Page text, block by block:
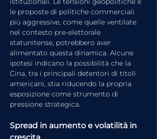
le proposte di politiche commerciali
più aggressive, come quelle ventilate
nel contesto pre-elettorale
statunitense, potrebbero aver
alimentato questa dinamica. Alcune
ipotesi indicano la possibilità che la
Cina, tra i principali detentori di titoli
americani, stia riducendo la propria
esposizione come strumento di
pressione strategica.
Spread in aumento e volatilità in
crescita